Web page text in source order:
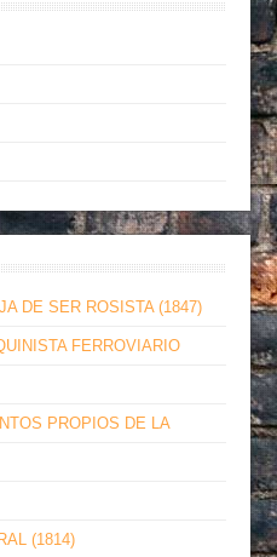
DE SER ROSISTA (1847)
FERROVIARIO
PROPIOS DE LA
(1814)